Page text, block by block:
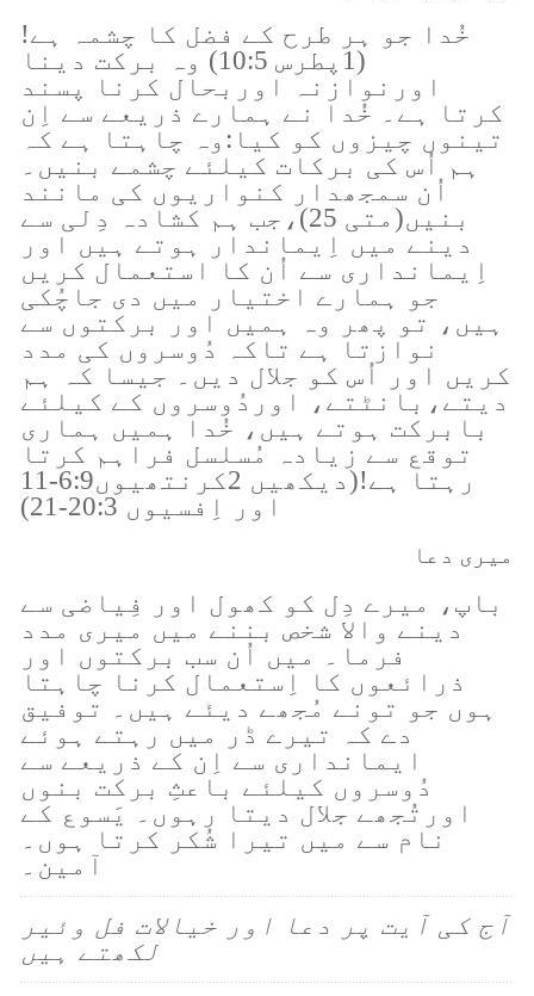
خُدا جو ہر طرح کے فضل کا چشمہ ہے!
(1پطرس 10:5) وہ برکت دینا
اورنوازنہ اوربحال کرنا پسند
کرتا ہے۔ خُدا نے ہمارے ذریعے سے اِن
تینوں چیزوں کو کیا:وہ چاہتا ہے کہ
ہم اُس کی برکات کیلئے چشمے بنیں۔
اُن سمجھدار کنواریوں کی مانند
بنیں(متی 25)،جب ہم کشادہ دِلی سے
دینے میں اِیماندار ہوتے ہیں اور
اِیمانداری سے اُن کا استعمال کریں
جو ہمارے اختیار میں دی جاچُکی
ہیں، تو پھر وہ ہمیں اور برکتوں سے
نوازتا ہے تاکہ دُوسروں کی مدد
کریں اور اُس کو جلال دیں۔ جیسا کہ ہم
دیتے،بانٹتے، اوردُوسروں کے کیلئے
بابرکت ہوتے ہیں، خُدا ہمیں ہماری
توقع سے زیادہ مُسلسل فراہم کرتا
رہتا ہے!(دیکھیں 2کرنتھیوں6:9-11
اور اِفسیوں 20:3-21)
میری دعا
باپ، میرے دِل کو کھول اور فِیاضی سے
دینے والا شخص بننے میں میری مدد
فرما۔ میں اُن سب برکتوں اور
ذرائعوں کا اِستعمال کرنا چاہتا
ہوں جو تونے مُجھے دیئے ہیں۔ توفیق
دے کہ تیرے ڈر میں رہتے ہوئے
ایمانداری سے اِن کے ذریعے سے
دُوسروں کیلئے باعثِ برکت بنوں
اورتُجھے جلال دیتا رہوں۔ یَسوع کے
نام سے میں تیرا شُکر کرتا ہوں۔
آمین۔
آج کی آیت پر دعا اور خیالات فل وئیر
لکھتے ہیں